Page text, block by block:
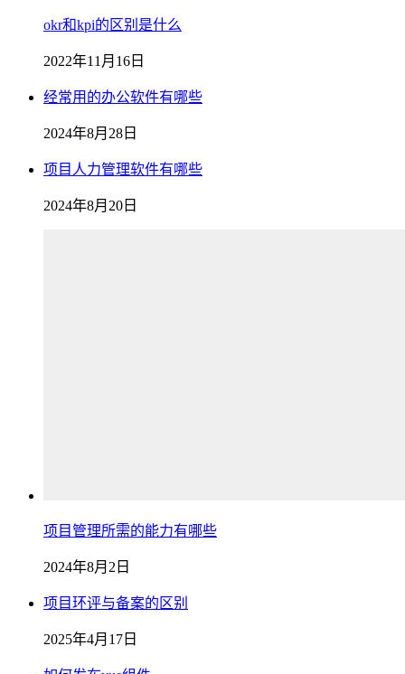
okr和kpi的区别是什么
2022年11月16日
经常用的办公软件有哪些
2024年8月28日
项目人力管理软件有哪些
2024年8月20日
项目管理所需的能力有哪些
2024年8月2日
项目环评与备案的区别
2025年4月17日